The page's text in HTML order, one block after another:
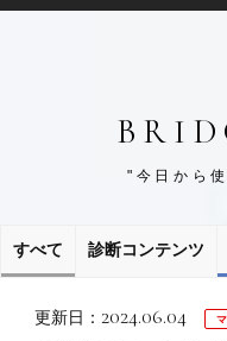
"今日から
すべて 診断コンテンツ
更新日： 2024.06.04